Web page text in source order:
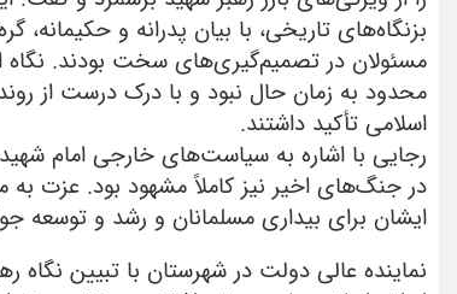
بزنگاه‌های تاریخی، با بیان پدرانه و حکیمانه،
مسئولان در تصمیم‌گیری‌های سخت بودند. نگاه
محدود به زمان حال نبود و با درک درست از
اسلامی تأکید داشتند.
رجایی با اشاره به سیاست‌های خارجی امام
در جنگ‌های اخیر نیز کاملاً مشهود بود. عزت
ایشان برای بیداری مسلمانان و رشد و توسعه
نماینده عالی دولت در شهرستان با تبیین